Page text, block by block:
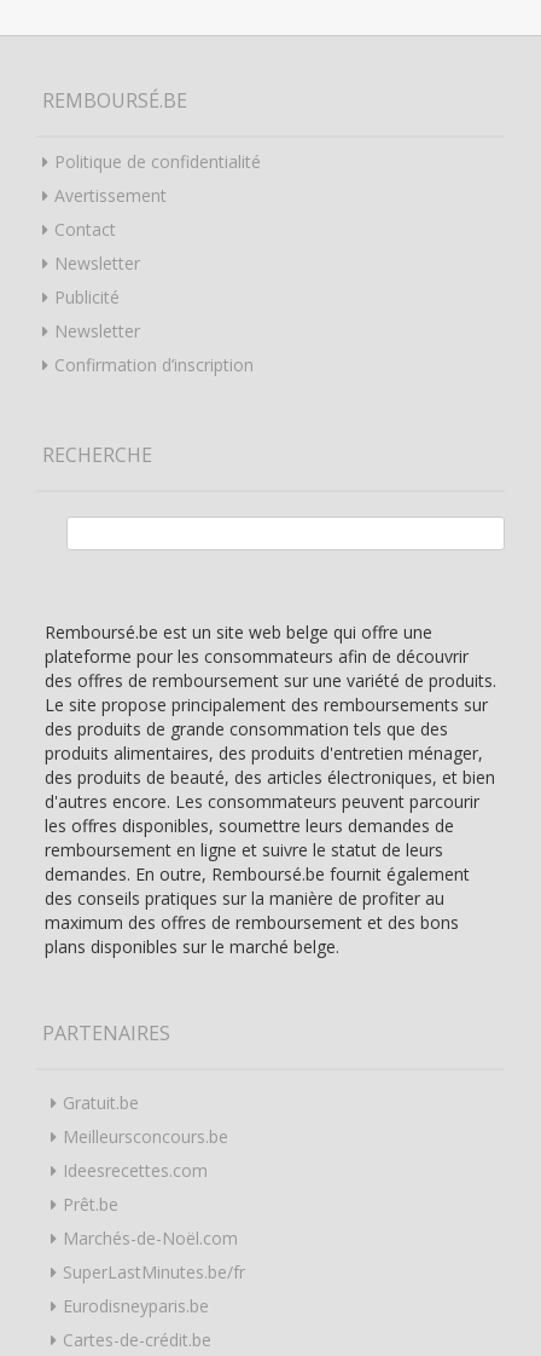
REMBOURSÉ.BE
Politique de confidentialité
Avertissement
Contact
Newsletter
Publicité
Newsletter
Confirmation d’inscription
RECHERCHE
Remboursé.be est un site web belge qui offre une
plateforme pour les consommateurs afin de découvrir
des offres de remboursement sur une variété de produits.
Le site propose principalement des remboursements sur
des produits de grande consommation tels que des
produits alimentaires, des produits d'entretien ménager,
des produits de beauté, des articles électroniques, et bien
d'autres encore. Les consommateurs peuvent parcourir
les offres disponibles, soumettre leurs demandes de
remboursement en ligne et suivre le statut de leurs
demandes. En outre, Remboursé.be fournit également
des conseils pratiques sur la manière de profiter au
maximum des offres de remboursement et des bons
plans disponibles sur le marché belge.
PARTENAIRES
Gratuit.be
Meilleursconcours.be
Ideesrecettes.com
Prêt.be
Marchés-de-Noël.com
SuperLastMinutes.be/fr
Eurodisneyparis.be
Cartes-de-crédit.be